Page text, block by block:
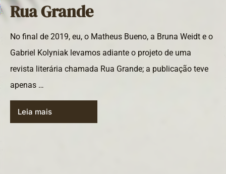
Rua Grande
No final de 2019, eu, o Matheus Bueno, a Bruna Weidt e o
Gabriel Kolyniak levamos adiante o projeto de uma
revista literária chamada Rua Grande; a publicação teve
apenas …
Leia mais